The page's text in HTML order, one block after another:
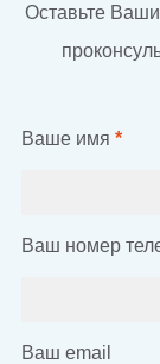
Оставьте
Ваше имя *
Ваш номер
Ваш email